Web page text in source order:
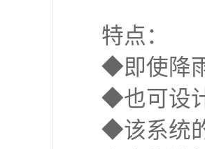
特点：
◆即使降
◆也可设
◆该系统